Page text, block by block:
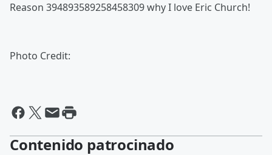
Reason 394893589258458309 why I love Eric Church!
Photo Credit:
Contenido patrocinado